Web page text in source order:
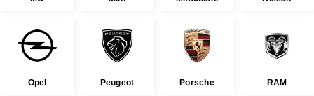
Opel Peugeot Porsche RAM